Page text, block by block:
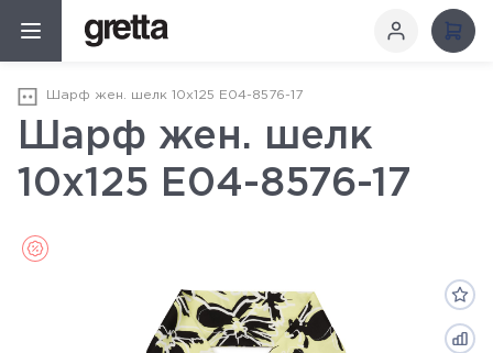
Шарф жен. шелк 10х125 E04-8576-17
Шарф жен. шелк
10х125 E04-8576-17